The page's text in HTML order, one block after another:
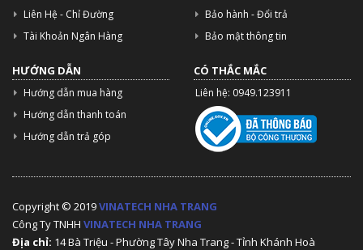
Liên Hệ - Chỉ Đường
Tài Khoản Ngân Hàng
Bảo hành - Đổi trả
Bảo mật thông tin
HƯỚNG DẪN
Hướng dẫn mua hàng
Hướng dẫn thanh toán
Hướng dẫn trả góp
CÓ THẮC MẮC
Liên hệ: 0949.123911
Copyright © 2019VINATECH NHA TRANG
Công Ty TNHH VINATECH NHA TRANG
Địa chỉ: 14 Bà Triệu - Phường Tây Nha Trang - Tỉnh Khánh Hoà